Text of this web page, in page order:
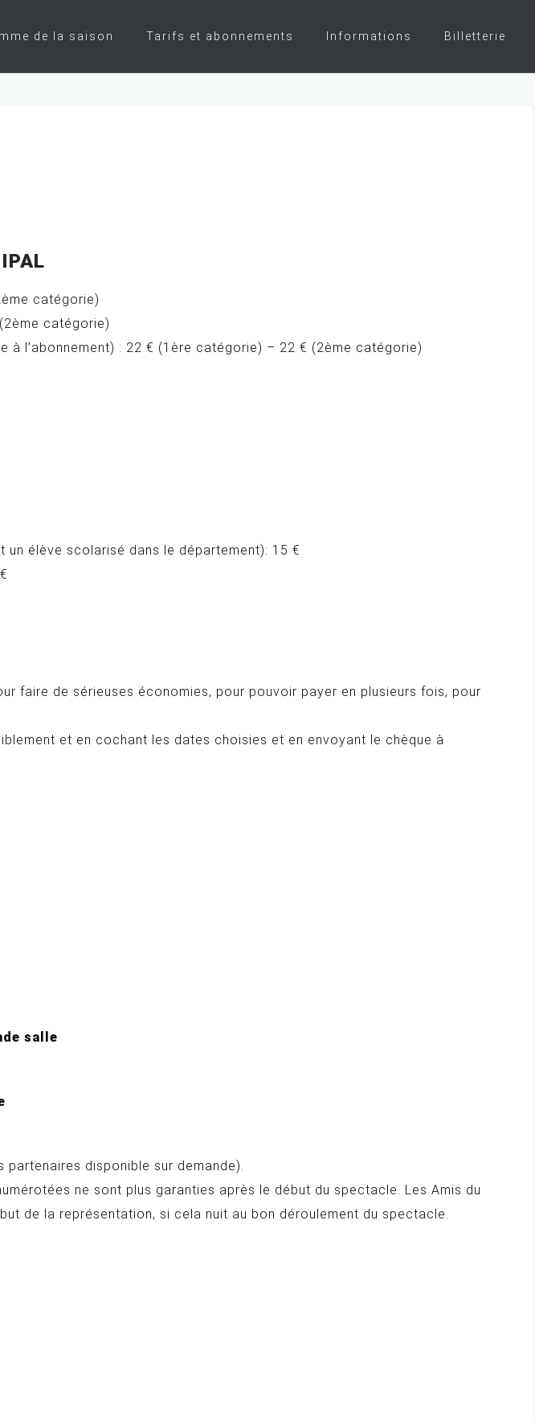
de la saison Tarifs et abonnements Informations Billetterie
catégorie)
catégorie)
à l’abonnement) : 22 € (1ère catégorie) – 22 € (2ème catégorie)
un élève scolarisé dans le département): 15 €
faire de sérieuses économies, pour pouvoir payer en plusieurs fois, pour
et en cochant les dates choisies et en envoyant le chèque à
salle
disponible sur demande).
ne sont plus garanties après le début du spectacle. Les Amis du
de la représentation, si cela nuit au bon déroulement du spectacle.